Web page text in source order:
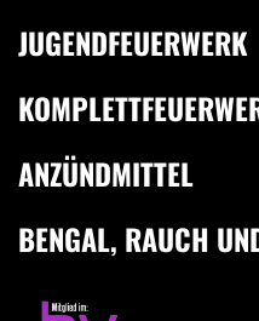
JUGENDFEUERWERK
ANZÜNDMITTEL
BENGAL, RAUCH